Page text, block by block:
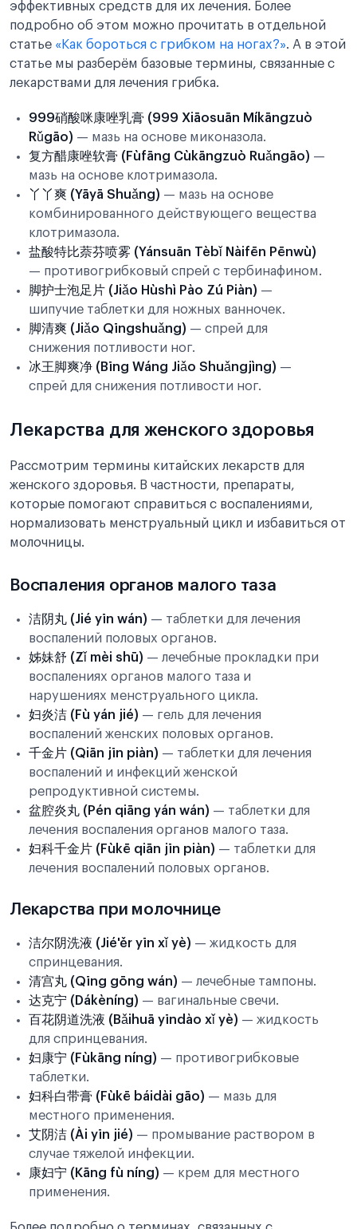
эффективных средств для их лечения. Более
подробно об этом можно прочитать в отдельной
статье «Как бороться с грибком на ногах?». А в этой
статье мы разберём базовые термины, связанные с
лекарствами для лечения грибка.
999硝酸咪康唑乳膏 (999 Xiāosuān Míkāngzuò
Rǔgāo) — мазь на основе миконазола.
复方醋康唑软膏 (Fùfāng Cùkāngzuò Ruǎngāo) —
мазь на основе клотримазола.
丫丫爽 (Yāyā Shuǎng) — мазь на основе
комбинированного действующего вещества
клотримазола.
盐酸特比萘芬喷雾 (Yánsuān Tèbǐ Nàifēn Pēnwù)
— противогрибковый спрей с тербинафином.
脚护士泡足片 (Jiǎo Hùshì Pào Zú Piàn) —
шипучие таблетки для ножных ванночек.
脚清爽 (Jiǎo Qīngshuǎng) — спрей для
снижения потливости ног.
冰王脚爽净 (Bīng Wáng Jiǎo Shuǎngjìng) —
спрей для снижения потливости ног.
Лекарства для женского здоровья
Рассмотрим термины китайских лекарств для
женского здоровья. В частности, препараты,
которые помогают справиться с воспалениями,
нормализовать менструальный цикл и избавиться от
молочницы.
Воспаления органов малого таза
洁阴丸 (Jié yīn wán) — таблетки для лечения
воспалений половых органов.
姊妹舒 (Zǐ mèi shū) — лечебные прокладки при
воспалениях органов малого таза и
нарушениях менструального цикла.
妇炎洁 (Fù yán jié) — гель для лечения
воспалений женских половых органов.
千金片 (Qiān jīn piàn) — таблетки для лечения
воспалений и инфекций женской
репродуктивной системы.
盆腔炎丸 (Pén qiāng yán wán) — таблетки для
лечения воспаления органов малого таза.
妇科千金片 (Fùkē qiān jīn piàn) — таблетки для
лечения воспалений половых органов.
Лекарства при молочнице
洁尔阴洗液 (Jié'ěr yīn xǐ yè) — жидкость для
спринцевания.
清宫丸 (Qīng gōng wán) — лечебные тампоны.
达克宁 (Dákèníng) — вагинальные свечи.
百花阴道洗液 (Bǎihuā yīndào xǐ yè) — жидкость
для спринцевания.
妇康宁 (Fùkāng níng) — противогрибковые
таблетки.
妇科白带膏 (Fùkē báidài gāo) — мазь для
местного применения.
艾阴洁 (Ài yīn jié) — промывание раствором в
случае тяжелой инфекции.
康妇宁 (Kāng fù níng) — крем для местного
применения.